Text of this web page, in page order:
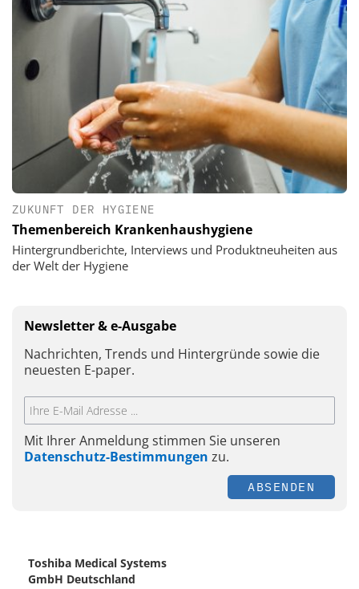
ZUKUNFT DER HYGIENE
Themenbereich Krankenhaushygiene
Hintergrundberichte, Interviews und Produktneuheiten aus
der Welt der Hygiene
Newsletter & e-Ausgabe
Nachrichten, Trends und Hintergründe sowie die
neuesten E-paper.
Mit Ihrer Anmeldung stimmen Sie unseren
Datenschutz-Bestimmungen zu.
ABSENDEN
Toshiba Medical Systems
GmbH Deutschland